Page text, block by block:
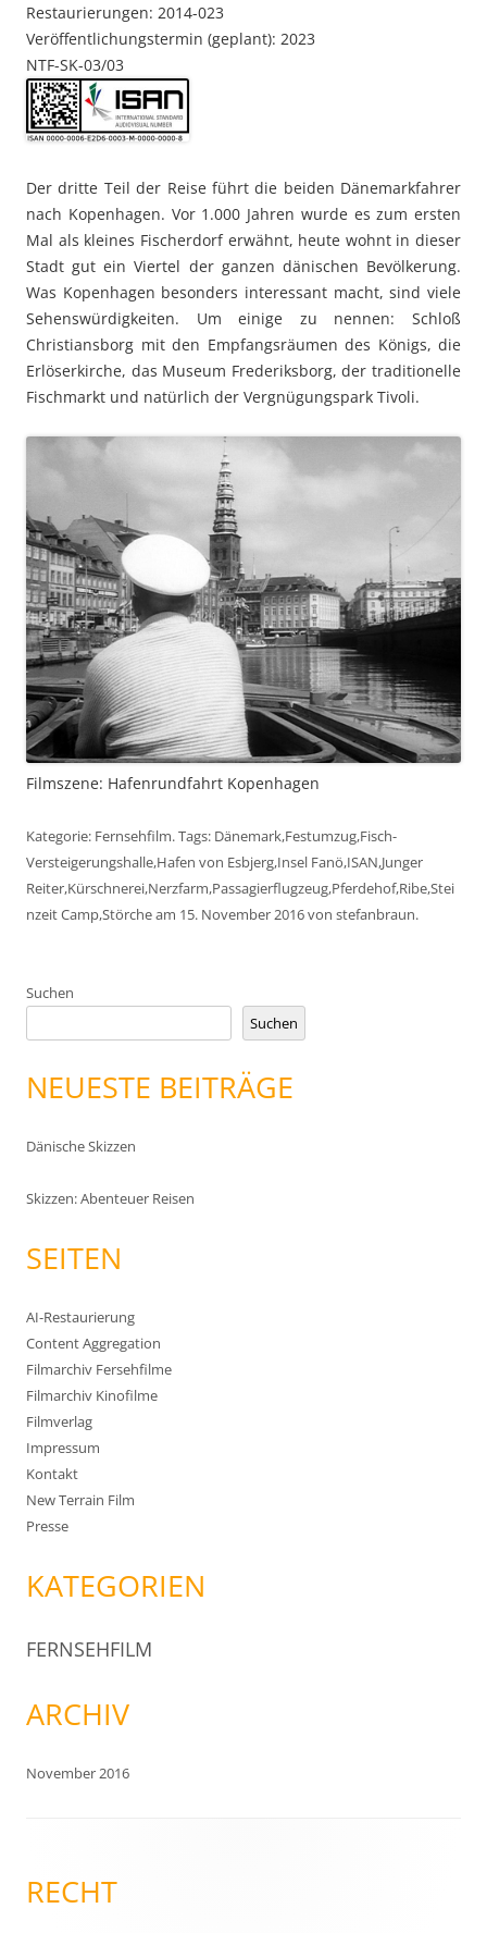
Restaurierungen: 2014-023
Veröffentlichungstermin (geplant): 2023
NTF-SK-03/03
Der dritte Teil der Reise führt die beiden Dänemarkfahrer
nach Kopenhagen. Vor 1.000 Jahren wurde es zum ersten
Mal als kleines Fischerdorf erwähnt, heute wohnt in dieser
Stadt gut ein Viertel der ganzen dänischen Bevölkerung.
Was Kopenhagen besonders interessant macht, sind viele
Sehenswürdigkeiten. Um einige zu nennen: Schloß
Christiansborg mit den Empfangsräumen des Königs, die
Erlöserkirche, das Museum Frederiksborg, der traditionelle
Fischmarkt und natürlich der Vergnügungspark Tivoli.
Filmszene: Hafenrundfahrt Kopenhagen
Kategorie: Fernsehfilm. Tags: Dänemark,Festumzug,Fisch-
Versteigerungshalle,Hafen von Esbjerg,Insel Fanö,ISAN,Junger
Reiter,Kürschnerei,Nerzfarm,Passagierflugzeug,Pferdehof,Ribe,Stei
nzeit Camp,Störcheam 15. November 2016von stefanbraun.
Suchen
Suchen
NEUESTE BEITRÄGE
Dänische Skizzen
Skizzen: Abenteuer Reisen
SEITEN
AI-Restaurierung
Content Aggregation
Filmarchiv Fersehfilme
Filmarchiv Kinofilme
Filmverlag
Impressum
Kontakt
New Terrain Film
Presse
KATEGORIEN
FERNSEHFILM
ARCHIV
November 2016
RECHT